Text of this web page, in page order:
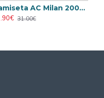
Camiseta AC Milan 2000/2001 Local Retro
31.00€